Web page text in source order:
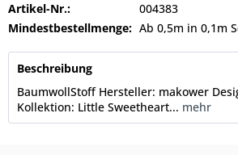
Artikel-Nr.:
004383
Mindestbestellmenge: Ab 0,5m in 0,1m
Beschreibung
BaumwollStoff Hersteller: makower
Kollektion: Little Sweetheart... mehr